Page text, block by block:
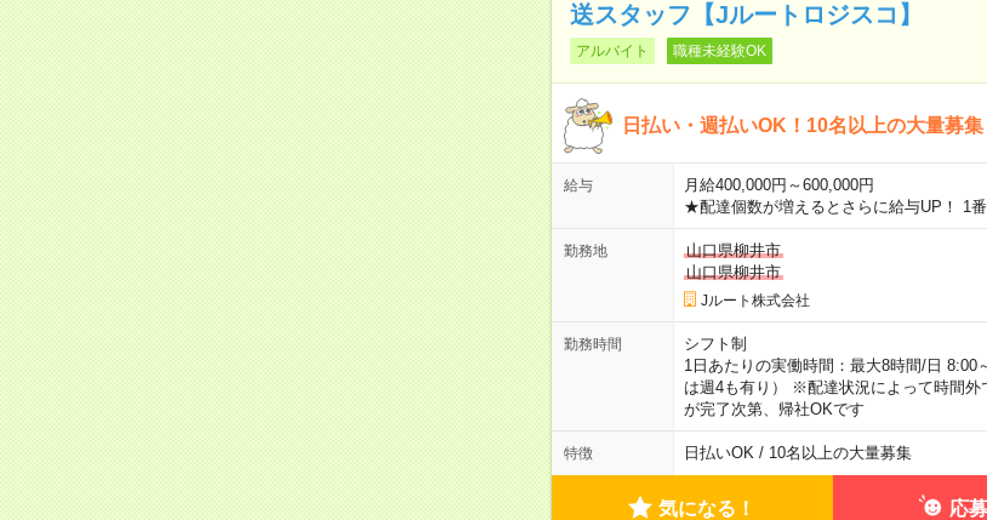
送スタッフ【Jルートロジスコ】
アルバイト 職種未経験OK
日払い・週払いOK！10名以上の大量募
給与
月給400,000円～600,000円
★配達個数が増えるとさらに給与UP！ 1
勤務地
山口県柳井市
山口県柳井市
Jルート株式会社
勤務時間
シフト制
1日あたりの実働時間：最大8時間/日
は週4も有り） ※配達状況によって時間
が完了次第、帰社OKです
特徴 日払いOK / 10名以上の大量募集
気になる！ 応